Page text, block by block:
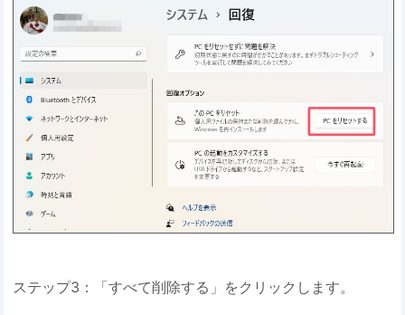
ステップ3：「すべて削除する」をクリックします。